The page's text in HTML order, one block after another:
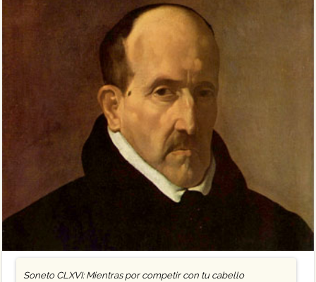
Soneto CLXVI: Mientras por competir con tu cabello